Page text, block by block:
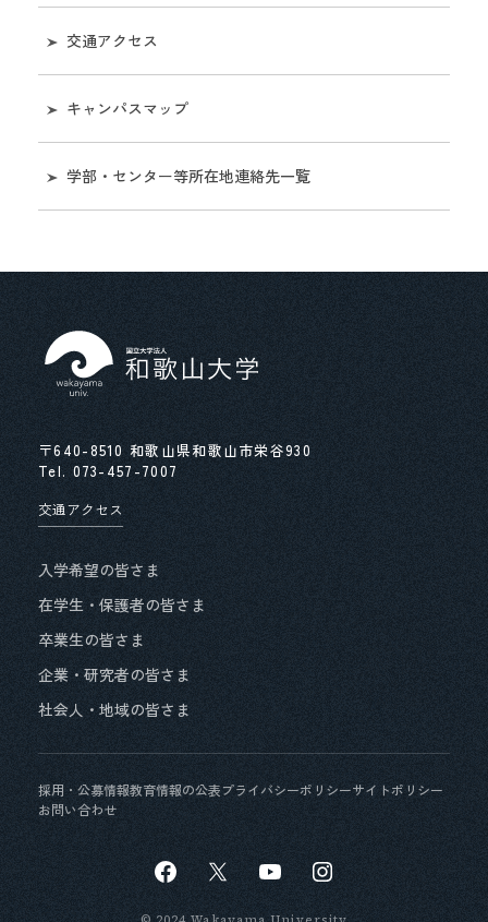
学部・センター等所在地連絡先一覧
財務
評価・監査に関する情報
状況報告書等に関する情報
独立行政法人等の役員に就いている退職公務員等
の状況等について
第４期中期⽬標・中期計画期間末に⽬指す専任教
員の年齢構成
労働施策総合推進法に基づく中途採用比率の公表
情報公開・個人情報保護
和歌山大学における人権に関する基本理念
独立行政法人等の役員に就いている退職公務員等
和歌山大学におけるSOGIの多様性に関する基本方
針及び対応ガイドランについて
名義使用申請について
表現システムマニュアル］
学歌
交通アクセス
キャンパスマップ
学部・センター等所在地連絡先一覧
〒640-8510 和歌山県和歌山市栄谷930
Tel. 073-457-7007
交通アクセス
入学希望の皆さま
在学生・保護者の皆さま
卒業生の皆さま
企業・研究者の皆さま
社会人・地域の皆さま
採用・公募情報教育情報の公表プライバシーポリシーサイトポリシー
お問い合わせ